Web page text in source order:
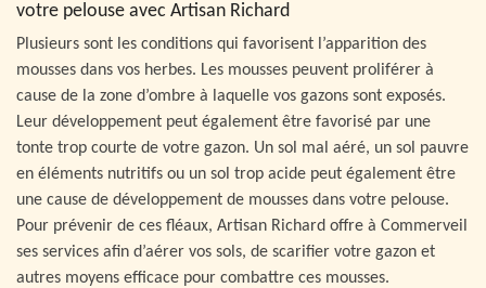
votre pelouse avec Artisan Richard
Plusieurs sont les conditions qui favorisent l’apparition des
mousses dans vos herbes. Les mousses peuvent proliférer à
cause de la zone d’ombre à laquelle vos gazons sont exposés.
Leur développement peut également être favorisé par une
tonte trop courte de votre gazon. Un sol mal aéré, un sol pauvre
en éléments nutritifs ou un sol trop acide peut également être
une cause de développement de mousses dans votre pelouse.
Pour prévenir de ces fléaux, Artisan Richard offre à Commerveil
ses services afin d’aérer vos sols, de scarifier votre gazon et
autres moyens efficace pour combattre ces mousses.